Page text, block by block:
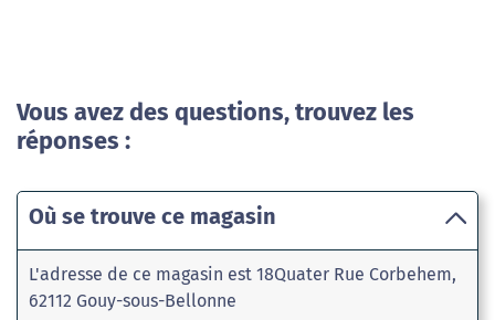
Vous avez des questions, trouvez les
réponses :
Où se trouve ce magasin
L'adresse de ce magasin est 18Quater Rue Corbehem,
62112 Gouy-sous-Bellonne